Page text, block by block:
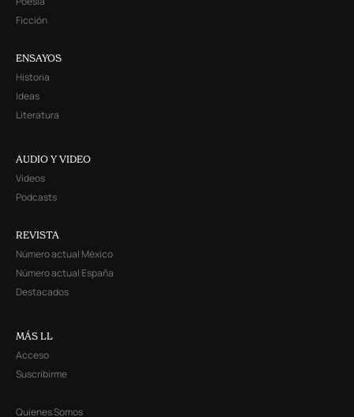
Ficción
ENSAYOS
Historia
Ideas
Literatura
AUDIO Y VIDEO
Videos
Podcasts
REVISTA
Número actual México
Número actual España
Destacados
MÁS LL
Acceso
Suscribirme
Quienes Somos